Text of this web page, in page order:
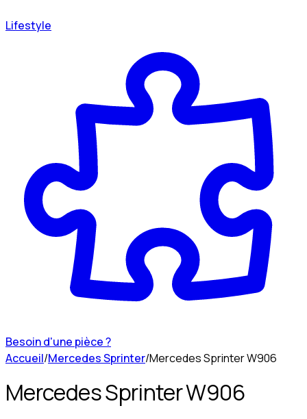
Lifestyle
Besoin d'une pièce ?
Accueil/Mercedes Sprinter/Mercedes Sprinter W906
Mercedes Sprinter W906